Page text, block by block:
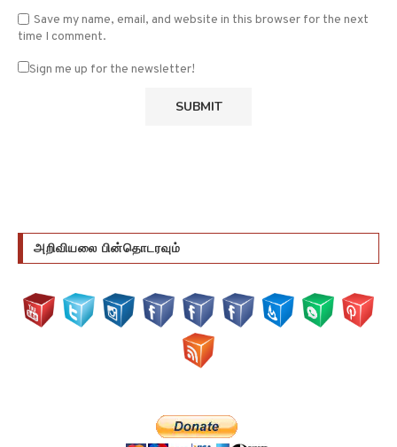
Save my name, email, and website in this browser for the next
time I comment.
Sign me up for the newsletter!
அறிவியலை பின்தொடரவும்